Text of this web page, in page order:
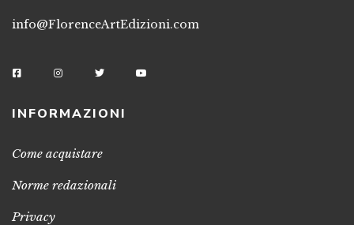
info@FlorenceArtEdizioni.com
INFORMAZIONI
Come acquistare
Norme redazionali
Privacy